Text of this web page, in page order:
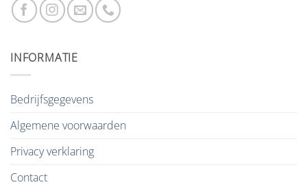
INFORMATIE
Bedrijfsgegevens
Algemene voorwaarden
Privacy verklaring
Contact